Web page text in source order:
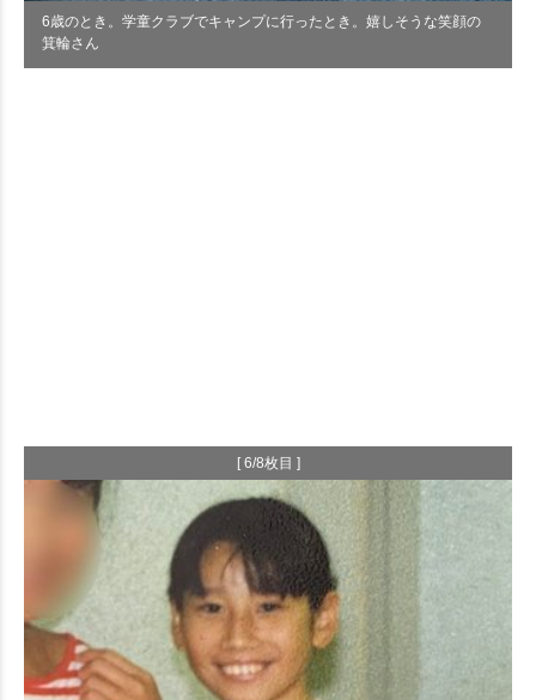
6歳のとき。学童クラブでキャンプに行ったとき。嬉しそうな笑顔の
箕輪さん
[ 6/8枚目 ]